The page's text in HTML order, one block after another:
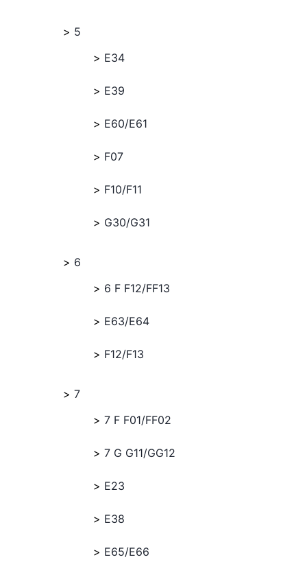
5
E34
E39
E60/E61
F07
F10/F11
G30/G31
6
6 F F12/FF13
E63/E64
F12/F13
7
7 F F01/FF02
7 G G11/GG12
E23
E38
E65/E66